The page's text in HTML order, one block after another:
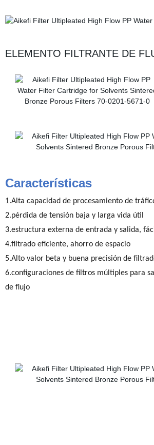
ELEMENTO FILTRANTE DE
Características
1.Alta capacidad de procesamiento de
2.pérdida de tensión baja y larga vida útil
3.estructura externa de entrada y salida,
4.filtrado eficiente, ahorro de espacio
5.Alto valor beta y buena precisión de
6.configuraciones de filtros múltiples para
de flujo